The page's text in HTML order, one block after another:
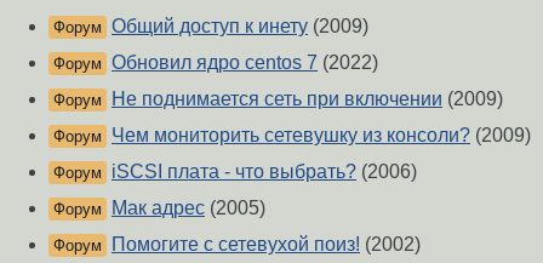
Форум Общий доступ к инету (2009)
Форум Обновил ядро centos 7 (2022)
Форум Не поднимается сеть при включении (2009)
Форум Чем мониторить сетевушку из консоли? (2009)
Форум iSCSI плата - что выбрать? (2006)
Форум Мак адрес (2005)
Форум Помогите с сетевухой поиз! (2002)